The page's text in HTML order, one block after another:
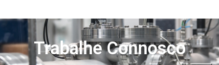
Trabalhe Connosco